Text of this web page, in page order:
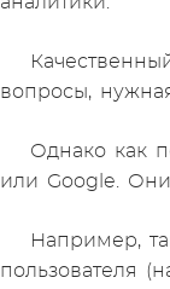
вопросы,
Однако как
или Google. Они
Например,
пользователя